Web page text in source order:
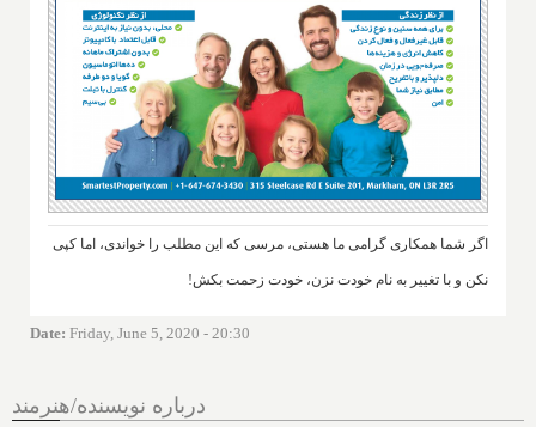
اگر شما همکاری گرامی ما هستی، مرسی که این مطلب را خواندی، اما کپی
نکن و با تغییر به نام خودت نزن، خودت زحمت بکش!
Date: Friday, June 5, 2020 - 20:30
درباره نویسنده/هنرمند